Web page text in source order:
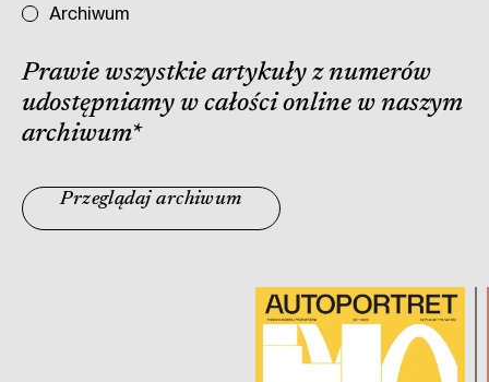
Archiwum
Prawie wszystkie artykuły z numerów
udostępniamy w całości online w naszym
archiwum*
Przeglądaj archiwum